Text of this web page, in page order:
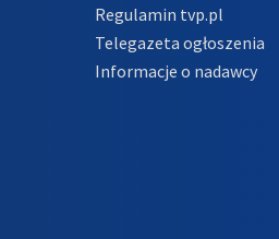
Regulamin tvp.pl
Telegazeta ogłoszenia
Informacje o nadawcy